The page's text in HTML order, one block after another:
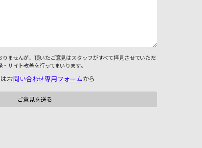
りませんが、頂いたご意見はスタッフがすべて拝見させていただ
サイト改善を行ってまいります。
お問い合わせ専用フォームから